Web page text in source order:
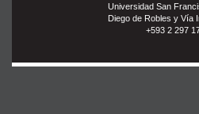
Universidad San
Diego de Robles y Vía
+593 2 297